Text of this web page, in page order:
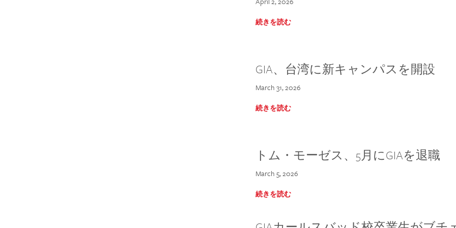
続きを読む
GIA、台湾に新キャンパスを開設
March 31, 2026
続きを読む
トム・モーゼス、5月にGIAを退職
March 5, 2026
続きを読む